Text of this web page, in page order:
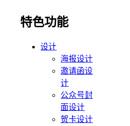
特色功能
设计
海报设计
邀请函设
计
公众号封
面设计
贺卡设计